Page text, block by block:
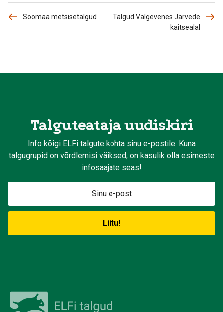
Soomaa metsisetalgud
Talgud Valgevenes Järvede
kaitsealal
Talguteataja uudiskiri
Info kõigi ELFi talgute kohta sinu e-postile. Kuna
talgugrupid on võrdlemisi väiksed, on kasulik olla esimeste
infosaajate seas!